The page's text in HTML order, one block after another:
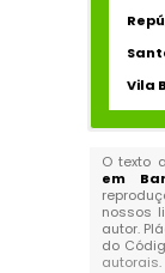
Vila
O texto
em
nossos
autor.
do
autorais.